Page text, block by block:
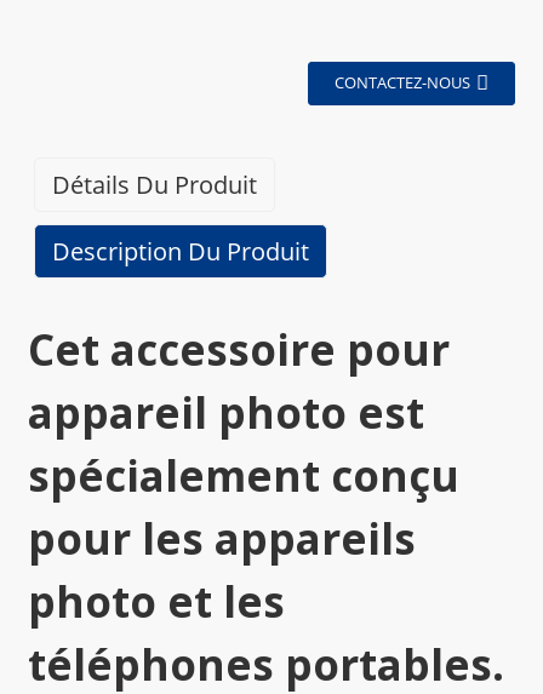
CONTACTEZ-NOUS
Détails Du Produit
Description Du Produit
Cet accessoire pour
appareil photo est
spécialement conçu
pour les appareils
photo et les
téléphones portables.